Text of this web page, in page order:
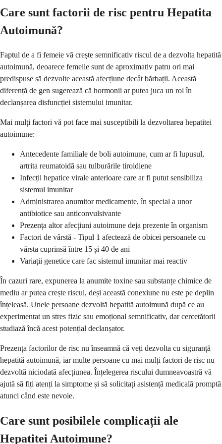
Care sunt factorii de risc pentru Hepatita
Autoimună?
Faptul de a fi femeie vă crește semnificativ riscul de a dezvolta hepatită
autoimună, deoarece femeile sunt de aproximativ patru ori mai
predispuse să dezvolte această afecțiune decât bărbații. Această
diferență de gen sugerează că hormonii ar putea juca un rol în
declanșarea disfuncției sistemului imunitar.
Mai mulți factori vă pot face mai susceptibili la dezvoltarea hepatitei
autoimune:
Antecedente familiale de boli autoimune, cum ar fi lupusul,
artrita reumatoidă sau tulburările tiroidiene
Infecții hepatice virale anterioare care ar fi putut sensibiliza
sistemul imunitar
Administrarea anumitor medicamente, în special a unor
antibiotice sau anticonvulsivante
Prezența altor afecțiuni autoimune deja prezente în organism
Factori de vârstă - Tipul 1 afectează de obicei persoanele cu
vârsta cuprinsă între 15 și 40 de ani
Variații genetice care fac sistemul imunitar mai reactiv
În cazuri rare, expunerea la anumite toxine sau substanțe chimice de
mediu ar putea crește riscul, deși această conexiune nu este pe deplin
înțeleasă. Unele persoane dezvoltă hepatită autoimună după ce au
experimentat un stres fizic sau emoțional semnificativ, dar cercetătorii
studiază încă acest potențial declanșator.
Prezența factorilor de risc nu înseamnă că veți dezvolta cu siguranță
hepatită autoimună, iar multe persoane cu mai mulți factori de risc nu
dezvoltă niciodată afecțiunea. Înțelegerea riscului dumneavoastră vă
ajută să fiți atenți la simptome și să solicitați asistență medicală promptă
atunci când este nevoie.
Care sunt posibilele complicații ale
Hepatitei Autoimune?